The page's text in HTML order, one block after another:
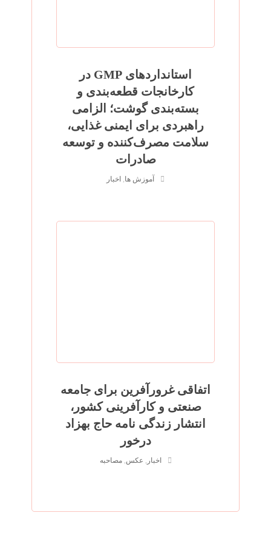
استانداردهای GMP در
کارخانجات قطعه‌بندی و
بسته‌بندی گوشت؛ الزامی
راهبردی برای ایمنی غذایی،
سلامت مصرف‌کننده و توسعه
صادرات
آموزش ها, اخبار
اتفاقی غرورآفرین برای جامعه
صنعتی و کارآفرینی کشور،
انتشار زندگی نامه حاج بهزاد
درخور
اخبار عکس ,مصاحبه